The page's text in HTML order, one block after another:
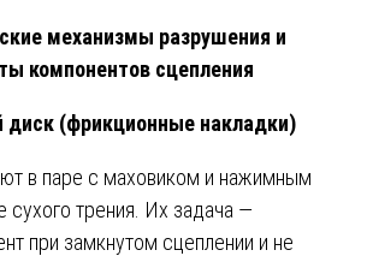
механизмы разрушения и
компонентов сцепления
(фрикционные накладки)
в паре с маховиком и нажимным
трения. Их задача —
при замкнутом сцеплении и не